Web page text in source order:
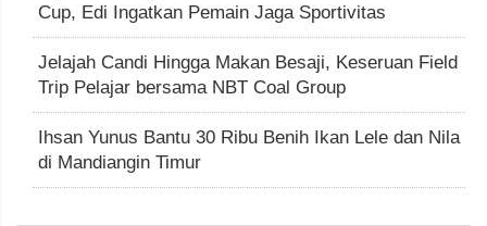
Cup, Edi Ingatkan Pemain Jaga Sportivitas
Jelajah Candi Hingga Makan Besaji, Keseruan Field
Trip Pelajar bersama NBT Coal Group
Ihsan Yunus Bantu 30 Ribu Benih Ikan Lele dan Nila
di Mandiangin Timur